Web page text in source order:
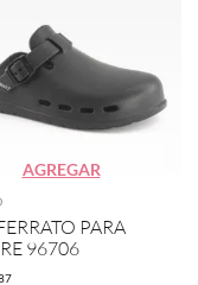
AGREGAR
PARA
96706